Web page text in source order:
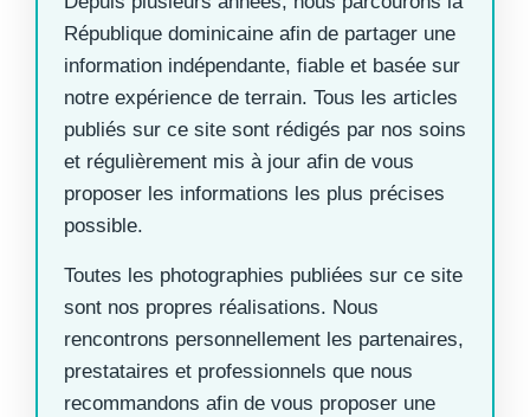
République dominicaine afin de partager une
information indépendante, fiable et basée sur
notre expérience de terrain. Tous les articles
publiés sur ce site sont rédigés par nos soins
et régulièrement mis à jour afin de vous
proposer les informations les plus précises
possible.
Toutes les photographies publiées sur ce site
sont nos propres réalisations. Nous
rencontrons personnellement les partenaires,
prestataires et professionnels que nous
recommandons afin de vous proposer une